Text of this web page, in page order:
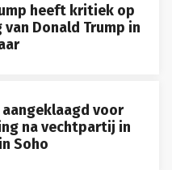
heeft kritiek op
Donald Trump in
aangeklaagd voor
na vechtpartij in
Soho